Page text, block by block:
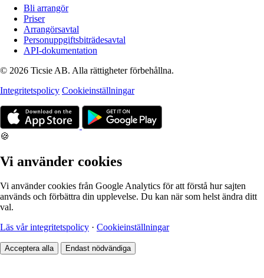
Bli arrangör
Priser
Arrangörsavtal
Personuppgiftsbiträdesavtal
API-dokumentation
© 2026 Ticsie AB. Alla rättigheter förbehållna.
Integritetspolicy Cookieinställningar
🍪
Vi använder cookies
Vi använder cookies från Google Analytics för att förstå hur sajten
används och förbättra din upplevelse. Du kan när som helst ändra ditt
val.
Läs vår integritetspolicy · Cookieinställningar
Acceptera alla Endast nödvändiga